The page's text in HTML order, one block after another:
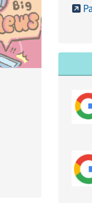
xiaohongshu.html
xiaohongshu.html